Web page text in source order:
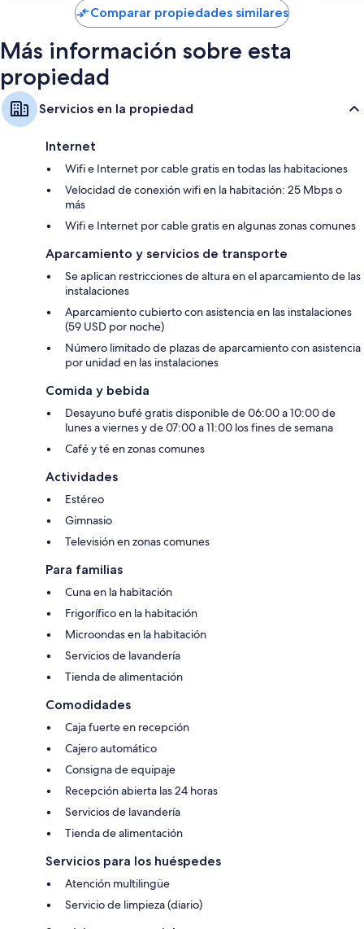
US$ 137
Comparar propiedades similares
Más información sobre esta
propiedad
Servicios en la propiedad
Internet
Wifi e Internet por cable gratis en todas las habitaciones
Velocidad de conexión wifi en la habitación: 25 Mbps o
más
Wifi e Internet por cable gratis en algunas zonas comunes
Aparcamiento y servicios de transporte
Se aplican restricciones de altura en el aparcamiento de las
instalaciones
Aparcamiento cubierto con asistencia en las instalaciones
(59 USD por noche)
Número limitado de plazas de aparcamiento con asistencia
por unidad en las instalaciones
Comida y bebida
Desayuno bufé gratis disponible de 06:00 a 10:00 de
lunes a viernes y de 07:00 a 11:00 los fines de semana
Café y té en zonas comunes
Actividades
Estéreo
Gimnasio
Televisión en zonas comunes
Para familias
Cuna en la habitación
Frigorífico en la habitación
Microondas en la habitación
Servicios de lavandería
Tienda de alimentación
Comodidades
Caja fuerte en recepción
Cajero automático
Consigna de equipaje
Recepción abierta las 24 horas
Servicios de lavandería
Tienda de alimentación
Servicios para los huéspedes
Atención multilingüe
Servicio de limpieza (diario)